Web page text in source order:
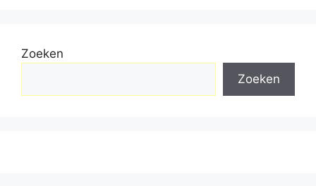
Zoeken
Zoeken